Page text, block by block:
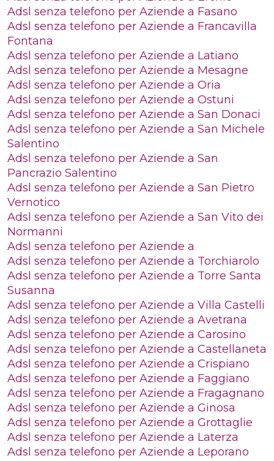
Adsl senza telefono per Aziende a Fasano
Adsl senza telefono per Aziende a Francavilla
Fontana
Adsl senza telefono per Aziende a Latiano
Adsl senza telefono per Aziende a Mesagne
Adsl senza telefono per Aziende a Oria
Adsl senza telefono per Aziende a Ostuni
Adsl senza telefono per Aziende a San Donaci
Adsl senza telefono per Aziende a San Michele
Salentino
Adsl senza telefono per Aziende a San
Pancrazio Salentino
Adsl senza telefono per Aziende a San Pietro
Vernotico
Adsl senza telefono per Aziende a San Vito dei
Normanni
Adsl senza telefono per Aziende a
Adsl senza telefono per Aziende a Torchiarolo
Adsl senza telefono per Aziende a Torre Santa
Susanna
Adsl senza telefono per Aziende a Villa Castelli
Adsl senza telefono per Aziende a Avetrana
Adsl senza telefono per Aziende a Carosino
Adsl senza telefono per Aziende a Castellaneta
Adsl senza telefono per Aziende a Crispiano
Adsl senza telefono per Aziende a Faggiano
Adsl senza telefono per Aziende a Fragagnano
Adsl senza telefono per Aziende a Ginosa
Adsl senza telefono per Aziende a Grottaglie
Adsl senza telefono per Aziende a Laterza
Adsl senza telefono per Aziende a Leporano